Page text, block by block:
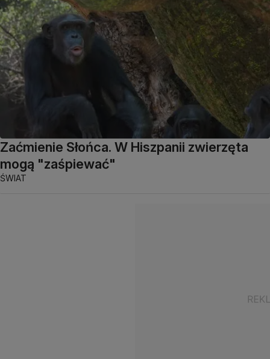
Zaćmienie Słońca. W Hiszpanii zwierzęta
mogą "zaśpiewać"
ŚWIAT